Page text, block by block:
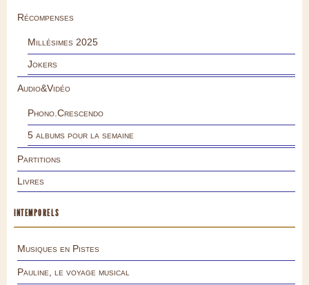
Récompenses
Millésimes 2025
Jokers
Audio&Vidéo
Phono.Crescendo
5 albums pour la semaine
Partitions
Livres
INTEMPORELS
Musiques en Pistes
Pauline, le voyage musical